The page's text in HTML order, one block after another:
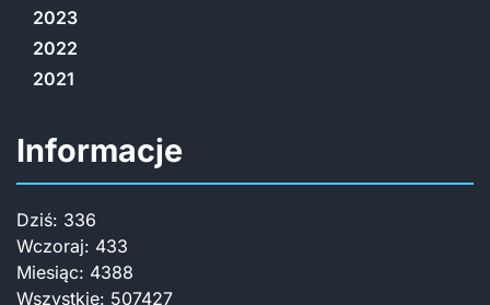
2023
2022
2021
Informacje
Dziś: 336
Wczoraj: 433
Miesiąc: 4388
Wszystkie: 507427